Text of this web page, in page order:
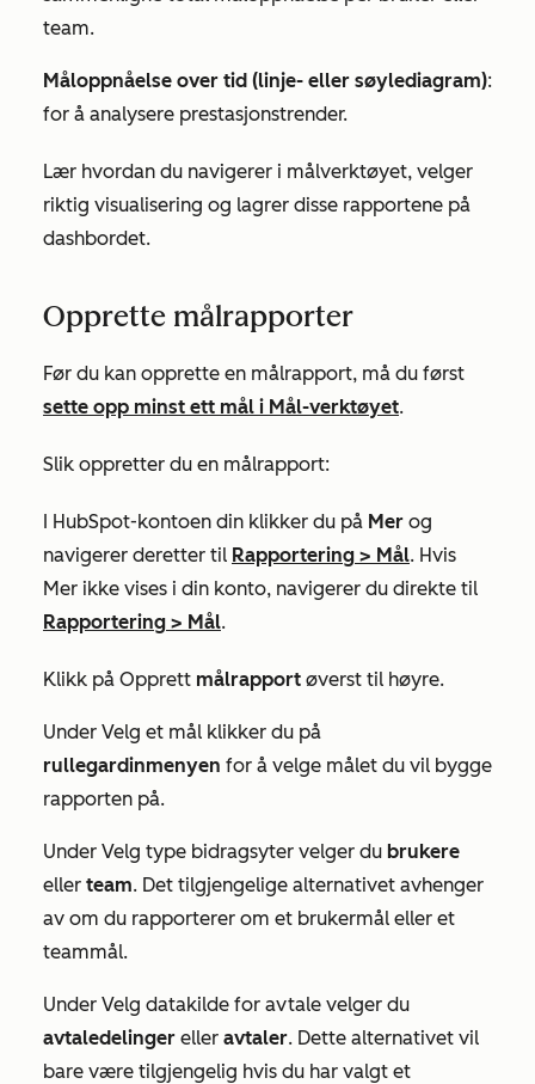
team.
Måloppnåelse over tid (linje- eller søylediagram):
for å analysere prestasjonstrender.
Lær hvordan du navigerer i målverktøyet, velger
riktig visualisering og lagrer disse rapportene på
dashbordet.
Opprette målrapporter
Før du kan opprette en målrapport, må du først
sette opp minst ett mål i Mål-verktøyet.
Slik oppretter du en målrapport:
I HubSpot-kontoen din klikker du på Mer og
navigerer deretter til Rapportering > Mål. Hvis
Mer ikke vises i din konto, navigerer du direkte til
Rapportering > Mål.
Klikk på Opprett målrapport øverst til høyre.
Under Velg et mål klikker du på
rullegardinmenyen for å velge målet du vil bygge
rapporten på.
Under Velg type bidragsyter velger du brukere
eller team. Det tilgjengelige alternativet avhenger
av om du rapporterer om et brukermål eller et
teammål.
Under Velg datakilde for avtale velger du
avtaledelinger eller avtaler. Dette alternativet vil
bare være tilgjengelig hvis du har valgt et